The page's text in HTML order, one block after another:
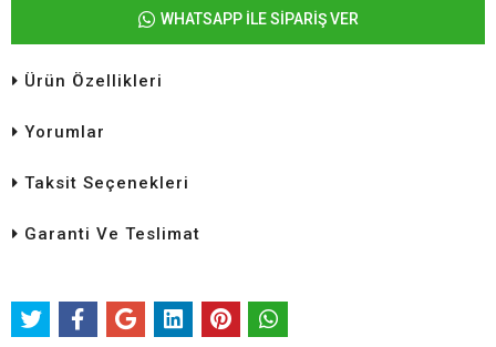
WHATSAPP İLE SİPARİŞ VER
Ürün Özellikleri
Yorumlar
Taksit Seçenekleri
Garanti Ve Teslimat